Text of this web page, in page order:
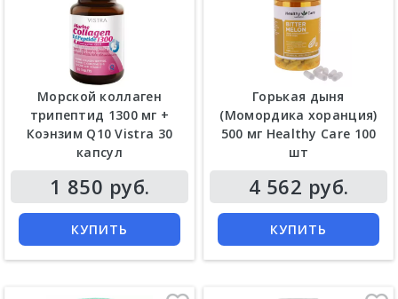
Морской коллаген
трипептид 1300 мг +
Коэнзим Q10 Vistra 30
капсул
1 850 руб.
КУПИТЬ
Горькая дыня
(Момордика хоранция)
500 мг Healthy Care 100
шт
4 562 руб.
КУПИТЬ